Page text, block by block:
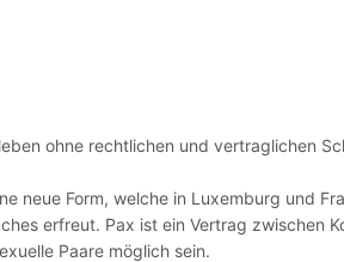
ohne rechtlichen und vertraglichen
neue Form, welche in Luxemburg und
erfreut. Pax ist ein Vertrag zwischen
Paare möglich sein.